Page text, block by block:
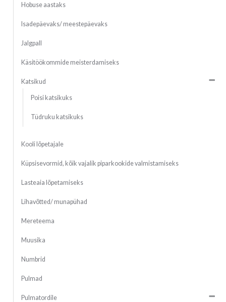
Hobuse aastaks
Isadepäevaks/ meestepäevaks
Jalgpall
Käsitöökommide meisterdamiseks
Katsikud
Poisi katsikuks
Tüdruku katsikuks
Kooli lõpetajale
Küpsisevormid, kõik vajalik piparkookide valmistamiseks
Lasteaia lõpetamiseks
Lihavõtted/ munapühad
Mereteema
Muusika
Numbrid
Pulmad
Pulmatordile